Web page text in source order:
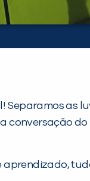
Separamos as
conversação
aprendizado,